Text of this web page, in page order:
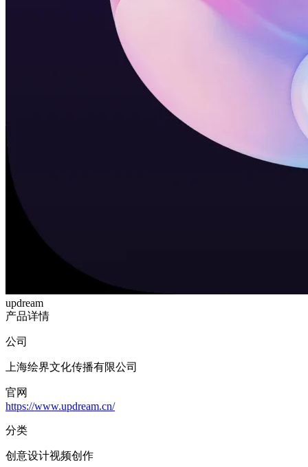
updream
产品详情
公司
上海绘界文化传播有限公司
官网
https://www.updream.cn/
分类
创意设计视频创作